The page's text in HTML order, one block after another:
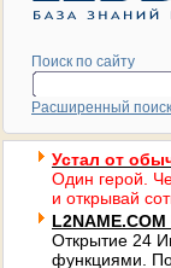
Поиск по сайту
Расширенный поиск
Устал от
Один герой.
и открывай
Открытие 24
функциями.